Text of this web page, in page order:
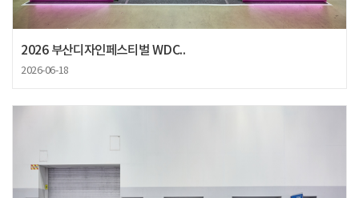
2026 부산디자인페스티벌 WDC..
2026-06-18